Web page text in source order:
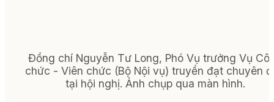
Đồng chí Nguyễn Tư Long, Phó Vụ trưởng Vụ
chức - Viên chức (Bộ Nội vụ) truyền đạt chuyên
tại hội nghị. Ảnh chụp qua màn hình.